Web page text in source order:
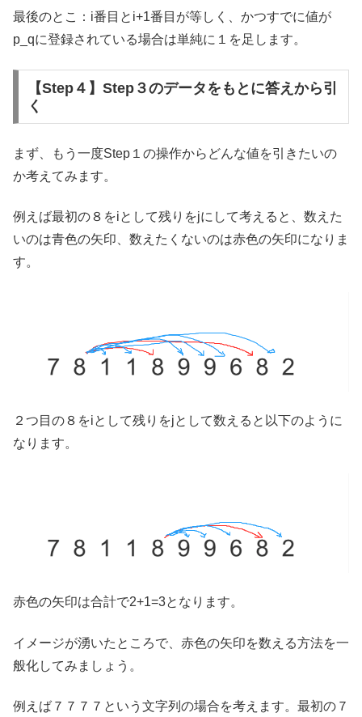
最後のとこ：i番目とi+1番目が等しく、かつすでに値が
p_qに登録されている場合は単純に１を足します。
【Step４】Step３のデータをもとに答えから引
く
まず、もう一度Step１の操作からどんな値を引きたいの
か考えてみます。
例えば最初の８をiとして残りをjにして考えると、数えた
いのは青色の矢印、数えたくないのは赤色の矢印になりま
す。
２つ目の８をiとして残りをjとして数えると以下のように
なります。
赤色の矢印は合計で2+1=3となります。
イメージが湧いたところで、赤色の矢印を数える方法を一
般化してみましょう。
例えば７７７７という文字列の場合を考えます。最初の７